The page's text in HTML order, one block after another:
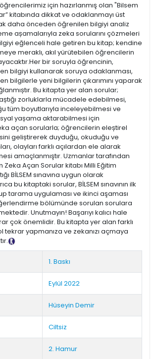
için hazırlanmış olan "Bilsem
kitabında dikkat ve odaklanmayı üst
daha önceden öğrenilen bilgiyi analiz
așamalarıyla zeka sorularını çözmeleri
eğlenceli hale getiren bu kitap; kendine
meraklı, akıl yürütebilen öğrencilerin
bir soruyla öğrencinin,
bilgiyi kullanarak soruya odaklanması,
bilgilerle yeni bilgilerin çıkarımını yaparak
Bu kitapta yer alan sorular;
zorluklarla mücadele edebilmesi,
tüm boyutlarıyla inceleyebilmesi ve
yașama aktarabilmesi için
açan sorularla; öğrencilerin eleștirel
geliștirerek duyduğu, okuduğu ve
olayları farklı açılardan ele alarak
amaçlanmıştır. Uzmanlar tarafından
Zeka Açan Sorular kitabı Milli Eğitim
BİLSEM sınavına uygun olarak
bu kitaptaki sorular, BİLSEM sınavının ilk
tarama uygulaması ve ikinci aşaması
bölümünde sorulan sorulara
Unutmayın! Başarıyı kalıcı hale
çok önemlidir. Bu kitapta yer alan farklı
tekrar yapmanıza ve zekanızı açmaya
1. Baskı
Eylül 2022
Hüseyin Demir
Ciltsiz
2. Hamur